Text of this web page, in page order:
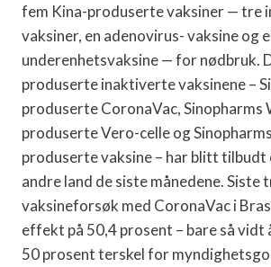
fem Kina-produserte vaksiner — tre
vaksiner, en adenovirus- vaksine og
underenhetsvaksine — for nødbruk.
produserte inaktiverte vaksinene –
produserte CoronaVac, Sinopharms
produserte Vero-celle og
produserte vaksine – har blitt tilbudt
andre land de siste månedene. Siste
vaksineforsøk med CoronaVac i
effekt på 50,4 prosent – bare så vidt
50 prosent terskel for